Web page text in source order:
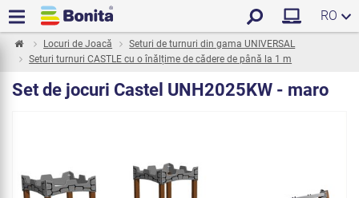
RO
Locuri de Joacă
Seturi de turnuri din gama UNIVERSAL
Seturi turnuri CASTLE cu o înălțime de cădere de până la 1 m
Set de jocuri Castel UNH2025KW - maro